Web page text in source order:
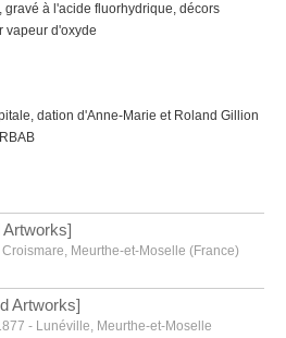
gravé à l'acide fluorhydrique, décors
vapeur d'oxyde
dation d'Anne-Marie et Roland Gillion
Meurthe-et-Moselle (France)
Artworks]
- Lunéville, Meurthe-et-Moselle